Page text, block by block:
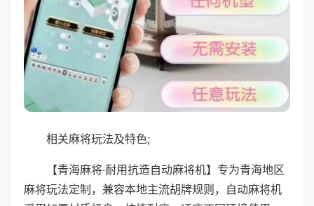
相关麻将玩法及特色;
【青海麻将·耐用抗造自动麻将机】专为青海地区
麻将玩法定制，兼容本地主流胡牌规则，自动麻将机